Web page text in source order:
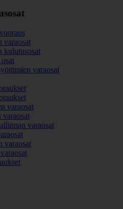
varaosat
kulutusosat
varaosat
varaosat
varaosat
varaosat
varaosat